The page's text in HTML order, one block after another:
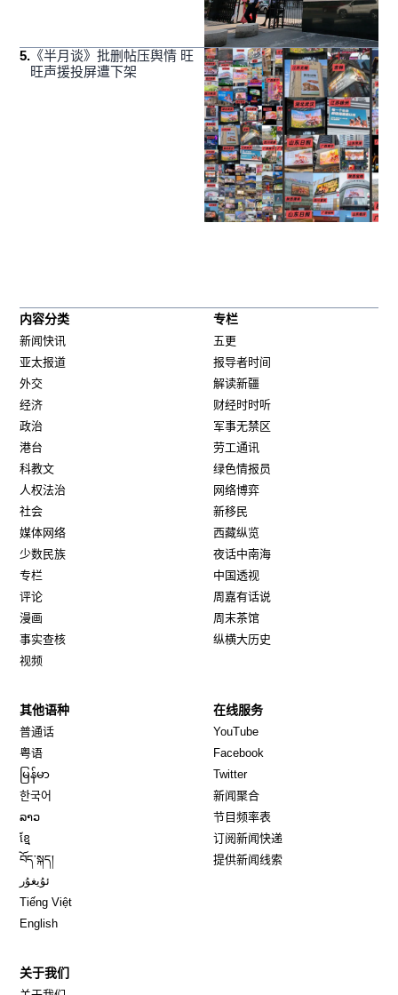
5. 《半月谈》批删帖压舆情 旺
旺声援投屏遭下架
内容分类
新闻快讯
亚太报道
外交
经济
政治
港台
科教文
人权法治
社会
媒体网络
少数民族
专栏
评论
漫画
事实查核
视频
专栏
五更
报导者时间
解读新疆
财经时时听
军事无禁区
劳工通讯
绿色情报员
网络博弈
新移民
西藏纵览
夜话中南海
中国透视
周嘉有话说
周末茶馆
纵横大历史
其他语种
普通话
粤语
မြန်မာ
한국어
ລາວ
ខ្មែ
བོད་སྐད།
ئۇيغۇر
Tiếng Việt
English
在线服务
YouTube
Facebook
TwitterOpens in new window
新闻聚合
节目频率表
订阅新闻快递
提供新闻线索
关于我们